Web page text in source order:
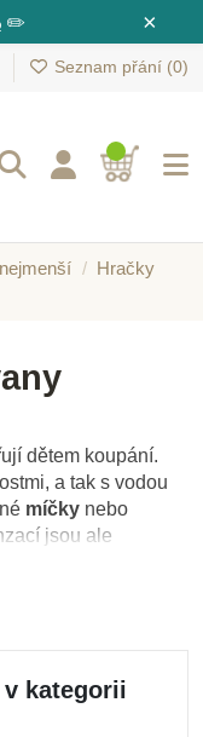
×
✏️
Seznam přání (0)
Hračky
dětem koupání.
a tak s vodou
míčky nebo
jsou ale
i ve vodě.
kategorii